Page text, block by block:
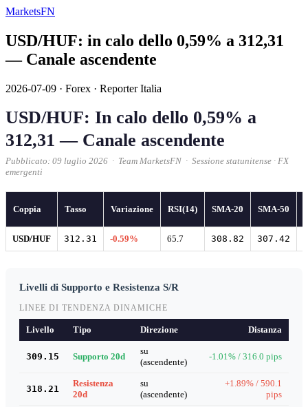
MarketsFN
USD/HUF: in calo dello 0,59% a 312,31
— Canale ascendente
2026-07-09 · Forex · Reporter Italia
USD/HUF: In calo dello 0,59% a
312,31 — Canale ascendente
Pubblicato: 09 luglio 2026 · Team MarketsFN · Sessione statunitense · FX
emergenti
Coppia Tasso Variazione RSI(14) SMA-20 SMA-50
USD/HUF 312.31 -0.59% 65.7 308.82 307.42
Livelli di Supporto e Resistenza S/R
LINEE DI TENDENZA DINAMICHE
Livello Tipo Direzione Distanza
309.15 Supporto 20d
su
(ascendente)
-1.01% / 316.0 pips
318.21
Resistenza
20d
su
(ascendente)
+1.89% / 590.1
pips